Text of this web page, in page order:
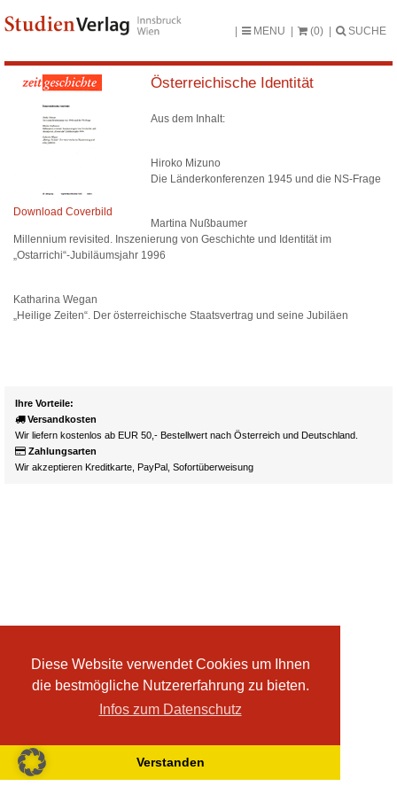
Diese Website verwendet Cookies um Ihnen
die bestmögliche Nutzererfahrung zu bieten.
Infos zum Datenschutz
Verstanden
MENU (0) SUCHE
Download Coverbild
Österreichische Identität
Aus dem Inhalt:
Hiroko Mizuno
Die Länderkonferenzen 1945 und die NS-Frage
Martina Nußbaumer
Millennium revisited. Inszenierung von Geschichte und Identität im
„Ostarrichi“-Jubiläumsjahr 1996
Katharina Wegan
„Heilige Zeiten“. Der österreichische Staatsvertrag und seine Jubiläen
Ihre Vorteile:
Versandkosten
Wir liefern kostenlos ab EUR 50,- Bestellwert nach Österreich und Deutschland.
Zahlungsarten
Wir akzeptieren Kreditkarte, PayPal, Sofortüberweisung